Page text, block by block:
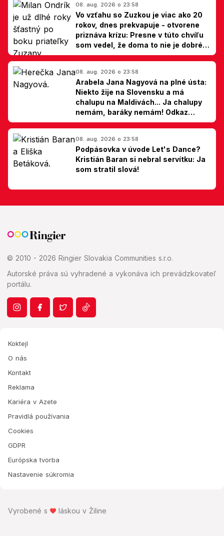
08. aug. 2026 o 23:58
Vo vzťahu so Zuzkou je viac ako 20
rokov, dnes prekvapuje - otvorene
priznáva krízu: Presne v túto chvíľu
som vedel, že doma to nie je dobré,
hovorí Milan Ondrík
08. aug. 2026 o 23:58
Arabela Jana Nagyová na plné ústa:
Niekto žije na Slovensku a má
chalupu na Maldivách... Ja chalupy
nemám, baráky nemám! Odkaz
Slovákom
08. aug. 2026 o 23:58
Podpásovka v úvode Let's Dance?
Kristián Baran si nebral servítku: Ja
som stratil slová!
© 2010 - 2026 Ringier Slovakia Communities s.r.o.
Autorské práva sú vyhradené a vykonáva ich prevádzkovateľ
portálu.
Koktejl
O nás
Kontakt
Reklama
Kariéra v Azete
Pravidlá používania
Cookies
GDPR
Európska tvorba
Nastavenie súkromia
Vyrobené s láskou v Žiline